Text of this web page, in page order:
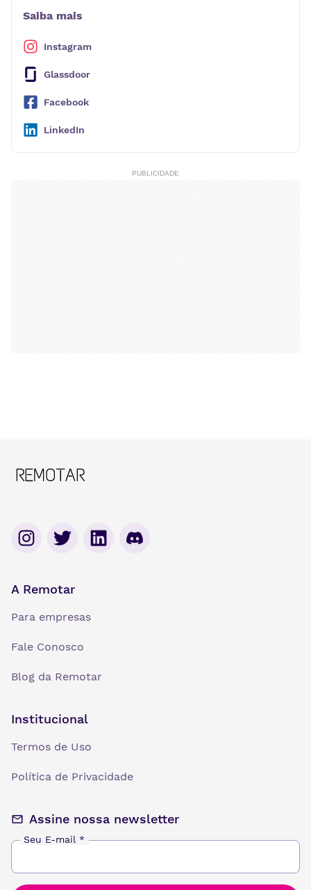
Saiba mais
Instagram
Glassdoor
Facebook
LinkedIn
PUBLICIDADE
A Remotar
Para empresas
Fale Conosco
Blog da Remotar
Institucional
Termos de Uso
Política de Privacidade
Assine nossa newsletter
Seu E-mail *